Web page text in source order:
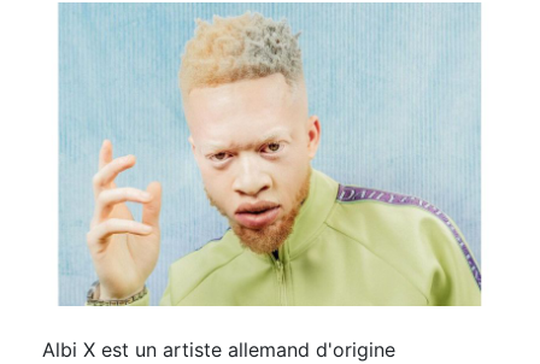
Albi X est un artiste allemand d'origine